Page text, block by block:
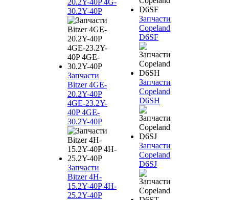
20.2Y-40P 4G-
30.2Y-40P
Запчасти
Bitzer 4GE-
20.2Y-40P
4GE-23.2Y-
40P 4GE-
30.2Y-40P
Запчасти
Bitzer 4H-
15.2Y-40P 4H-
25.2Y-40P
Запчасти
Copeland
D6SF
Запчасти
Copeland
D6SH
Запчасти
Copeland
D6SJ